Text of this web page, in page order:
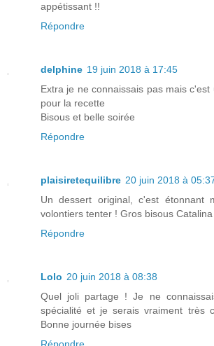
appétissant !!
Répondre
delphine 19 juin 2018 à 17:45
Extra je ne connaissais pas mais
pour la recette
Bisous et belle soirée
Répondre
plaisiretequilibre 20 juin 2018 à
Un dessert original, c'est étonnant
volontiers tenter ! Gros bisous Catalina
Répondre
Lolo 20 juin 2018 à 08:38
Quel joli partage ! Je ne
spécialité et je serais vraiment très
Bonne journée bises